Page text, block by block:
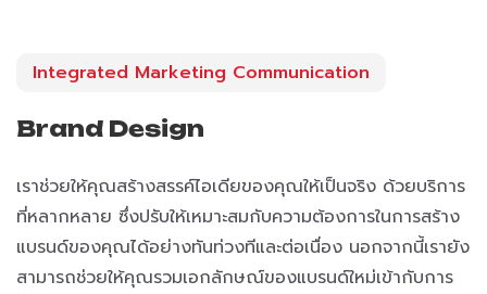
Integrated Marketing Communication
Brand Design
เราช่วยให้คุณสร้างสรรค์ไอเดียของคุณให้เป็นจริง ด้วยบริการ
ที่หลากหลาย ซึ่งปรับให้เหมาะสมกับความต้องการในการสร้าง
แบรนด์ของคุณได้อย่างทันท่วงทีและต่อเนื่อง นอกจากนี้เรายัง
สามารถช่วยให้คุณรวมเอกลักษณ์ของแบรนด์ใหม่เข้ากับการ